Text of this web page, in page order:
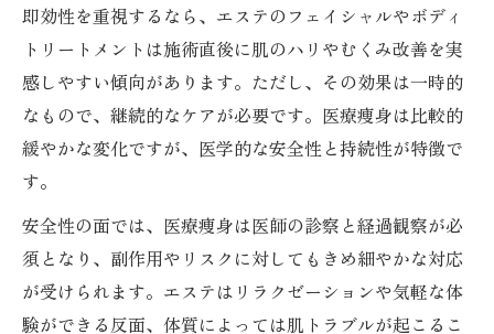
比較
ストレスケアにも役立つ医療痩身の魅力を
紹介
医療痩身ならではの継続ケアポイントを紹介
方法
医療痩身を長く続けるためのポイントと工
夫
継続的な医療痩身ケアで健康的な肌を目指
即効性を重視するなら、エステのフェイシャルやボディ
トリートメントは施術直後に肌のハリやむくみ改善を実
感しやすい傾向があります。ただし、その効果は一時的
なもので、継続的なケアが必要です。医療痩身は比較的
緩やかな変化ですが、医学的な安全性と持続性が特徴で
す。
安全性の面では、医療痩身は医師の診察と経過観察が必
須となり、副作用やリスクに対してもきめ細やかな対応
が受けられます。エステはリラクゼーションや気軽な体
験ができる反面、体質によっては肌トラブルが起こるこ